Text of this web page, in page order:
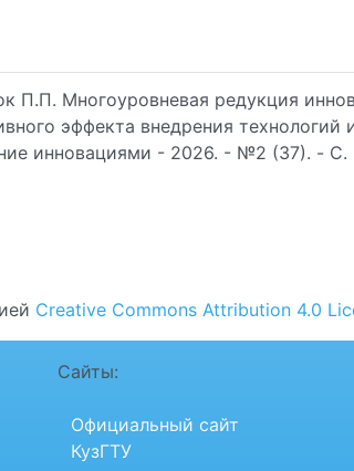
П.П. Многоуровневая редукция
эффекта внедрения технологий
инновациями - 2026. - №2 (37). - C.
Creative Commons Attribution 4.0
Сайты:
Официальный сайт
КузГТУ